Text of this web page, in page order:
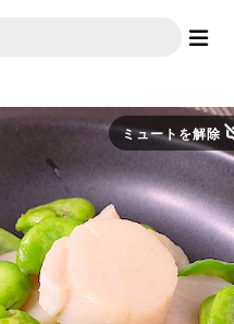
ミュートを解除